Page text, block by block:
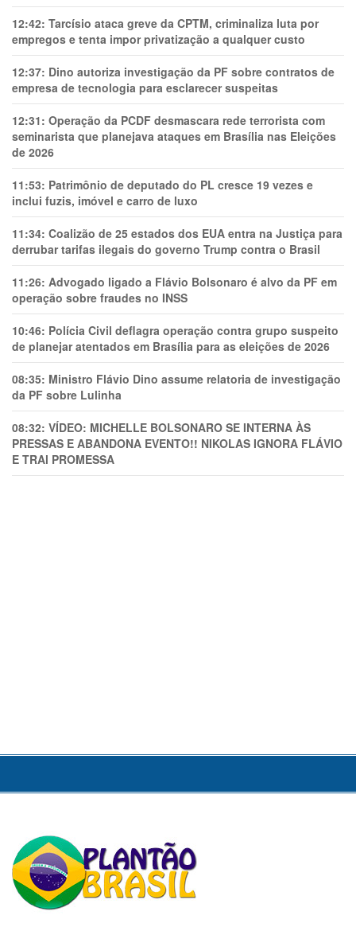
12:42: Tarcísio ataca greve da CPTM, criminaliza luta por
empregos e tenta impor privatização a qualquer custo
12:37: Dino autoriza investigação da PF sobre contratos de
empresa de tecnologia para esclarecer suspeitas
12:31: Operação da PCDF desmascara rede terrorista com
seminarista que planejava ataques em Brasília nas Eleições
de 2026
11:53: Patrimônio de deputado do PL cresce 19 vezes e
inclui fuzis, imóvel e carro de luxo
11:34: Coalizão de 25 estados dos EUA entra na Justiça para
derrubar tarifas ilegais do governo Trump contra o Brasil
11:26: Advogado ligado a Flávio Bolsonaro é alvo da PF em
operação sobre fraudes no INSS
10:46: Polícia Civil deflagra operação contra grupo suspeito
de planejar atentados em Brasília para as eleições de 2026
08:35: Ministro Flávio Dino assume relatoria de investigação
da PF sobre Lulinha
08:32: VÍDEO: MICHELLE BOLSONARO SE INTERNA ÀS
PRESSAS E ABANDONA EVENTO!! NIKOLAS IGNORA FLÁVIO
E TRAl PROMESSA